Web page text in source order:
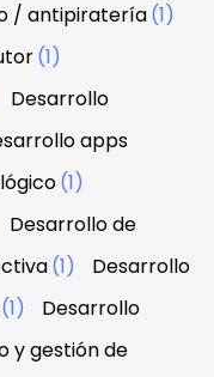
/ antipiratería(1)
(1)
Desarrollo
apps
(1)
Desarrollo de
(1)
Desarrollo
(1)
Desarrollo
y gestión de